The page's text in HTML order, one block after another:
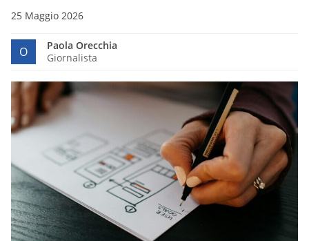
25 Maggio 2026
O
Paola Orecchia
Giornalista